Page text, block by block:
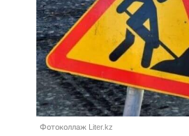
Фотоколлаж Liter.kz